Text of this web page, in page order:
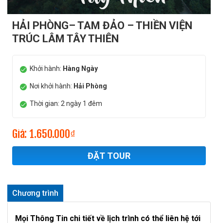
HẢI PHÒNG– TAM ĐẢO – THIỀN VIỆN
TRÚC LÂM TÂY THIÊN
Khởi hành: Hàng Ngày
Nơi khởi hành: Hải Phòng
Thời gian: 2 ngày 1 đêm
Giá: 1.650.000₫
ĐẶT TOUR
Chương trình
Mọi Thông Tin chi tiết về lịch trình có thể liên hệ tới